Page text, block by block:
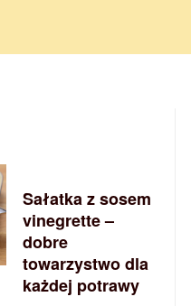
Sałatka z sosem
vinegrette –
dobre
towarzystwo dla
każdej potrawy